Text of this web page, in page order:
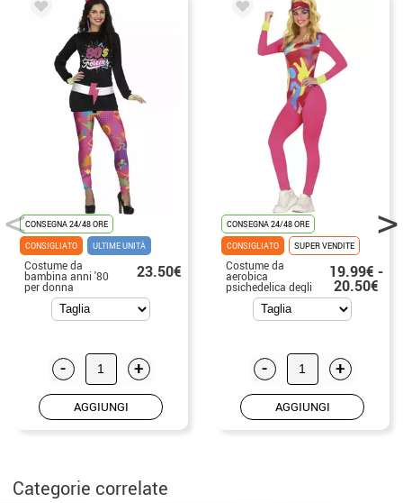
CONSEGNA 24/48 ORE
CONSIGLIATO
ULTIME UNITÀ
Costume da
bambina anni '80
per donna
23.50€
- +
AGGIUNGI
CONSEGNA 24/48 ORE
CONSIGLIATO
SUPER VENDITE
Costume da
aerobica
psichedelica degli
anni '80 da donna
19.99€ -
20.50€
- +
AGGIUNGI
Categorie correlate